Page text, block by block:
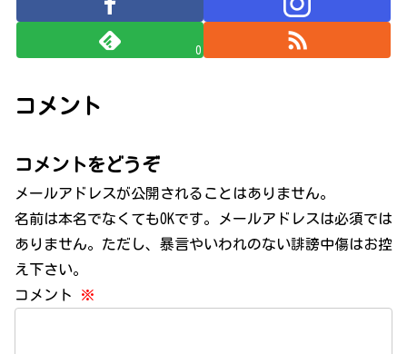
0
コメント
コメントをどうぞ
メールアドレスが公開されることはありません。
名前は本名でなくてもOKです。メールアドレスは必須では
ありません。ただし、暴言やいわれのない誹謗中傷はお控
え下さい。
コメント
※